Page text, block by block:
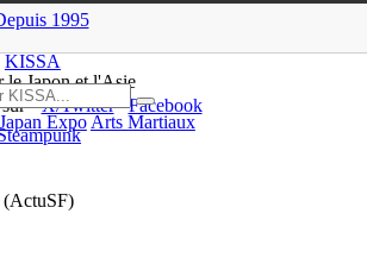
1995
KISSA
le Japon et l'Asie
Japan Expo Arts Martiaux
X/Twitter
Facebook
(ActuSF)